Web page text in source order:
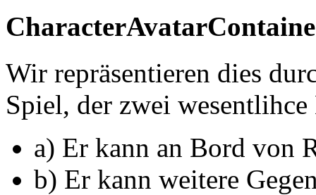
Wir repräsentieren dies
Spiel, der zwei
a) Er kann an Bord von
b) Er kann weitere